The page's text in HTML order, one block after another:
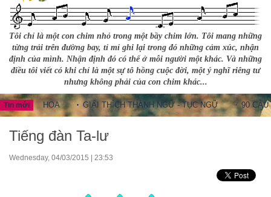
Tôi chỉ là một con chim nhỏ trong một bầy chim lớn. Tôi mang những
từng trải trên đường bay, tỉ mỉ ghi lại trong đó những cảm xúc, nhận
định của mình. Nhận định đó có thể ở mỗi người một khác. Và những
điều tôi viết có khi chỉ là một sự tô hồng cuộc đời, một ý nghĩ riêng tư
nhưng không phải của con chim khác...
Tin mới
HOA GIẢI THÍCH THÀNH NGỮ - TỤC NGỮ 90 CÂU
Tiếng đàn Ta-lư
Wednesday, 04/03/2015 | 23:53